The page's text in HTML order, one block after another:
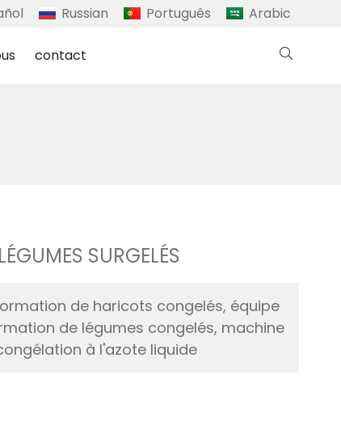
Russian Português Arabic
contact
SURGELÉS
de haricots congelés, équipe
de légumes congelés, machine
à l'azote liquide